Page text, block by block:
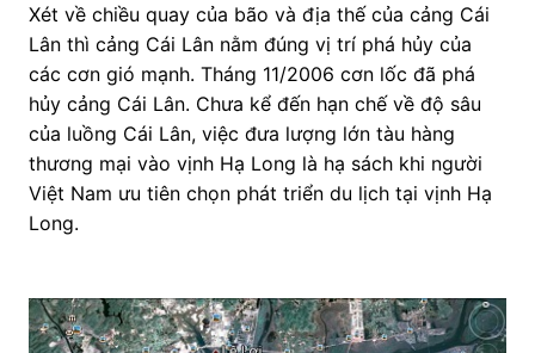
Xét về chiều quay của bão và địa thế của cảng Cái
Lân thì cảng Cái Lân nằm đúng vị trí phá hủy của
các cơn gió mạnh. Tháng 11/2006 cơn lốc đã phá
hủy cảng Cái Lân. Chưa kể đến hạn chế về độ sâu
của luồng Cái Lân, việc đưa lượng lớn tàu hàng
thương mại vào vịnh Hạ Long là hạ sách khi người
Việt Nam ưu tiên chọn phát triển du lịch tại vịnh Hạ
Long.